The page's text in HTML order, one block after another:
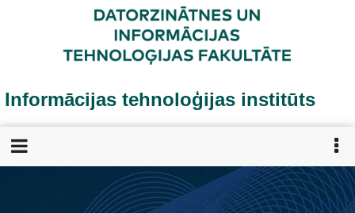
Informācijas tehnoloģijas institūts